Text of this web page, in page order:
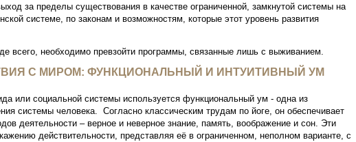
за пределы существования в качестве ограниченной, замкнутой системы на
системе, по законам и возможностям, которые этот уровень развития
всего, необходимо превзойти программы, связанные лишь с выживанием.
С МИРОМ: ФУНКЦИОНАЛЬНЫЙ И ИНТУИТИВНЫЙ УМ
или социальной системы используется функциональный ум - одна из
системы человека. Согласно классическим трудам по йоге, он обеспечивает
деятельности – верное и неверное знание, память, воображение и сон. Эти
действительности, представляя её в ограниченном, неполном варианте, с